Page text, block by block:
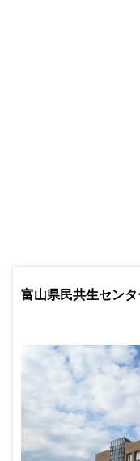
富山県民共生セン